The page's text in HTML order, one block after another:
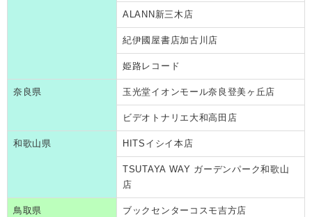
ALANN新三木店
紀伊國屋書店加古川店
姫路レコード
奈良県 玉光堂イオンモール奈良登美ヶ丘店
ビデオトナリエ大和高田店
和歌山県 HITSイシイ本店
TSUTAYA WAY ガーデンパーク和歌山
店
鳥取県 ブックセンターコスモ吉方店